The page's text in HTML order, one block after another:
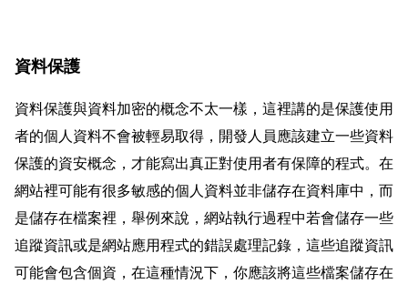
資料保護
資料保護與資料加密的概念不太一樣，這裡講的是保護使用
者的個人資料不會被輕易取得，開發人員應該建立一些資料
保護的資安概念，才能寫出真正對使用者有保障的程式。在
網站裡可能有很多敏感的個人資料並非儲存在資料庫中，而
是儲存在檔案裡，舉例來說，網站執行過程中若會儲存一些
追蹤資訊或是網站應用程式的錯誤處理記錄，這些追蹤資訊
可能會包含個資，在這種情況下，你應該將這些檔案儲存在